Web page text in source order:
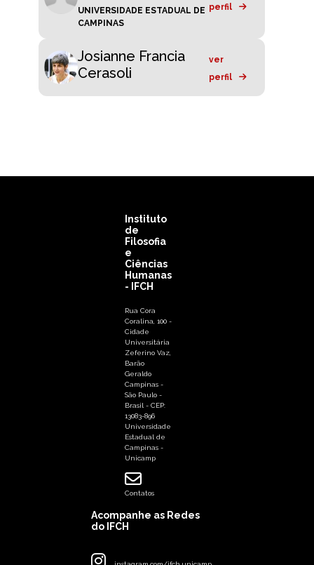
UNIVERSIDADE ESTADUAL DE
CAMPINAS
perfil
Josianne Francia
Cerasoli
ver
perfil
Instituto
de
Filosofia
e
Ciências
Humanas
- IFCH
Rua Cora
Coralina, 100 -
Cidade
Universitária
Zeferino Vaz,
Barão
Geraldo
Campinas -
São Paulo -
Brasil - CEP:
13083-896
Universidade
Estadual de
Campinas -
Unicamp
Contatos
Acompanhe as Redes
do IFCH